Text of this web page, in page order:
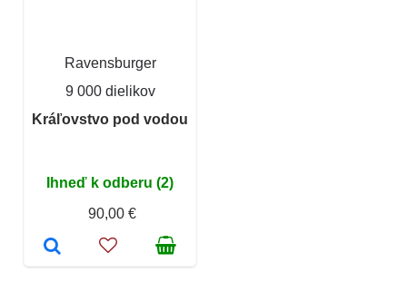
Ravensburger
9 000 dielikov
Kráľovstvo pod vodou
Ihneď k odberu (2)
90,00 €